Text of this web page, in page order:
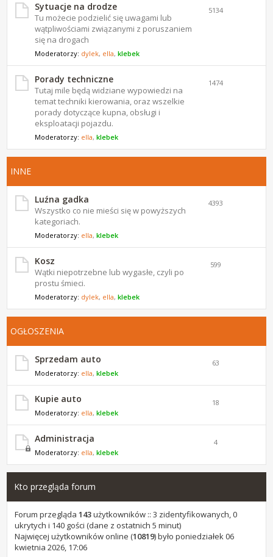
Sytuacje na drodze
Tu możecie podzielić się uwagami lub
wątpliwościami związanymi z poruszaniem
się na drogach
Moderatorzy: dylek, ella,klebek
5134
Porady techniczne
Tutaj mile będą widziane wypowiedzi na
temat techniki kierowania, oraz wszelkie
porady dotyczące kupna, obsługi i
eksploatacji pojazdu.
Moderatorzy: ella,klebek
1474
INNE
Luźna gadka
Wszystko co nie mieści się w powyższych
kategoriach.
Moderatorzy: ella,klebek
4393
Kosz
Wątki niepotrzebne lub wygasłe, czyli po
prostu śmieci.
Moderatorzy: dylek, ella,klebek
599
OGŁOSZENIA
Sprzedam auto
Moderatorzy: ella,klebek
63
Kupie auto
Moderatorzy: ella,klebek
18
Administracja
Moderatorzy: ella,klebek
4
Kto przegląda forum
Forum przegląda143użytkowników :: 3 zidentyfikowanych, 0
ukrytych i 140 gości (dane z ostatnich 5 minut)
Najwięcej użytkowników online (10819) było poniedziałek 06
kwietnia 2026, 17:06